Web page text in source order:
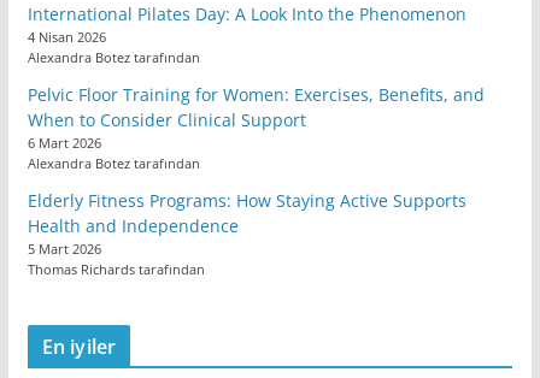
International Pilates Day: A Look Into the Phenomenon
4 Nisan 2026
Alexandra Botez tarafından
Pelvic Floor Training for Women: Exercises, Benefits, and
When to Consider Clinical Support
6 Mart 2026
Alexandra Botez tarafından
Elderly Fitness Programs: How Staying Active Supports
Health and Independence
5 Mart 2026
Thomas Richards tarafından
En iyiler